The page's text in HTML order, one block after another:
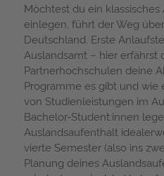
Möchtest du ein
einlegen, führt der Weg
Deutschland. Erste
Auslandsamt – hier erfährst
Partnerhochschulen deine
Programme es gibt und wie
von Studienleistungen im
Bachelor-Student:innen
Auslandsaufenthalt
vierte Semester (also ins
Planung deines